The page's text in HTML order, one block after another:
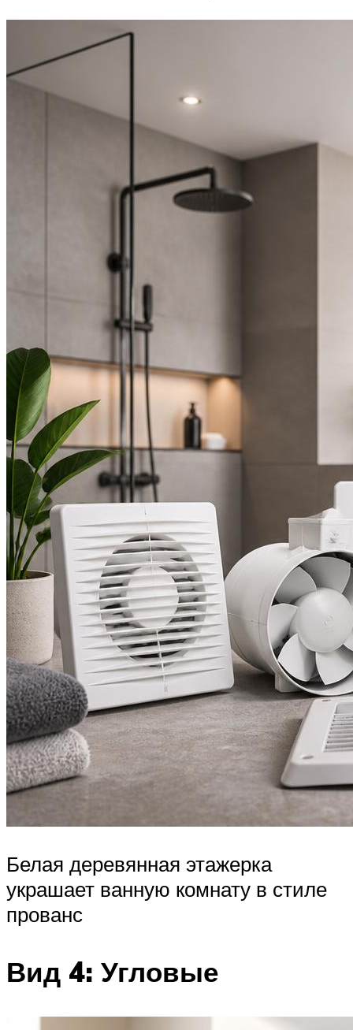
Белая деревянная этажерка
украшает ванную комнату в стиле
прованс
Вид 4: Угловые